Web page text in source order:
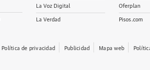
La Voz Digital
La Verdad
Oferplan
Pisos.com
Política de privacidad Publicidad Mapa web